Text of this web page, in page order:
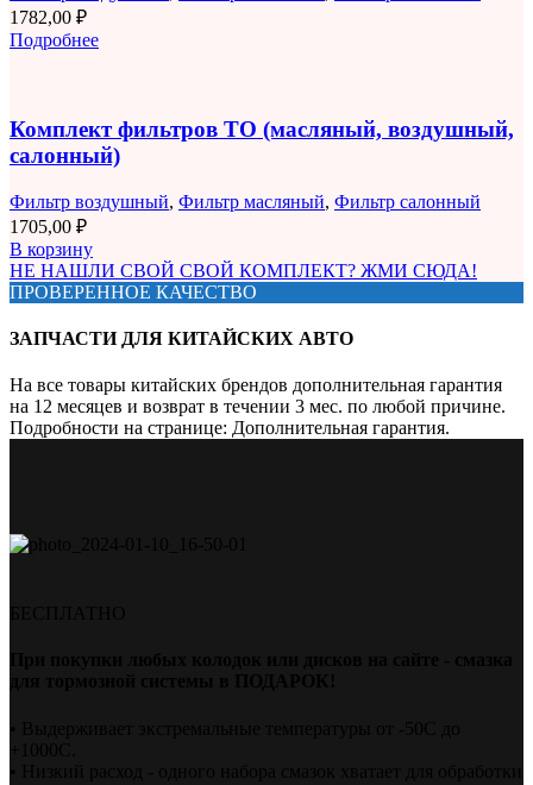
1782,00 ₽
Подробнее
Комплект фильтров ТО (масляный, воздушный,
салонный)
Фильтр воздушный, Фильтр масляный, Фильтр салонный
1705,00 ₽
В корзину
НЕ НАШЛИ СВОЙ СВОЙ КОМПЛЕКТ? ЖМИ СЮДА!
ПРОВЕРЕННОЕ КАЧЕСТВО
ЗАПЧАСТИ ДЛЯ КИТАЙСКИХ АВТО
На все товары китайских брендов дополнительная гарантия
на 12 месяцев и возврат в течении 3 мес. по любой причине.
Подробности на странице: Дополнительная гарантия.